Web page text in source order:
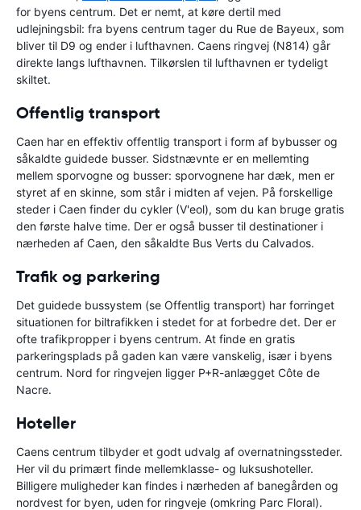
for byens centrum. Det er nemt, at køre dertil med
udlejningsbil: fra byens centrum tager du Rue de Bayeux, som
bliver til D9 og ender i lufthavnen. Caens ringvej (N814) går
direkte langs lufthavnen. Tilkørslen til lufthavnen er tydeligt
skiltet.
Offentlig transport
Caen har en effektiv offentlig transport i form af bybusser og
såkaldte guidede busser. Sidstnævnte er en mellemting
mellem sporvogne og busser: sporvognene har dæk, men er
styret af en skinne, som står i midten af vejen. På forskellige
steder i Caen finder du cykler (V'eol), som du kan bruge gratis
den første halve time. Der er også busser til destinationer i
nærheden af Caen, den såkaldte Bus Verts du Calvados.
Trafik og parkering
Det guidede bussystem (se Offentlig transport) har forringet
situationen for biltrafikken i stedet for at forbedre det. Der er
ofte trafikpropper i byens centrum. At finde en gratis
parkeringsplads på gaden kan være vanskelig, især i byens
centrum. Nord for ringvejen ligger P+R-anlægget Côte de
Nacre.
Hoteller
Caens centrum tilbyder et godt udvalg af overnatningssteder.
Her vil du primært finde mellemklasse- og luksushoteller.
Billigere muligheder kan findes i nærheden af banegården og
nordvest for byen, uden for ringveje (omkring Parc Floral).